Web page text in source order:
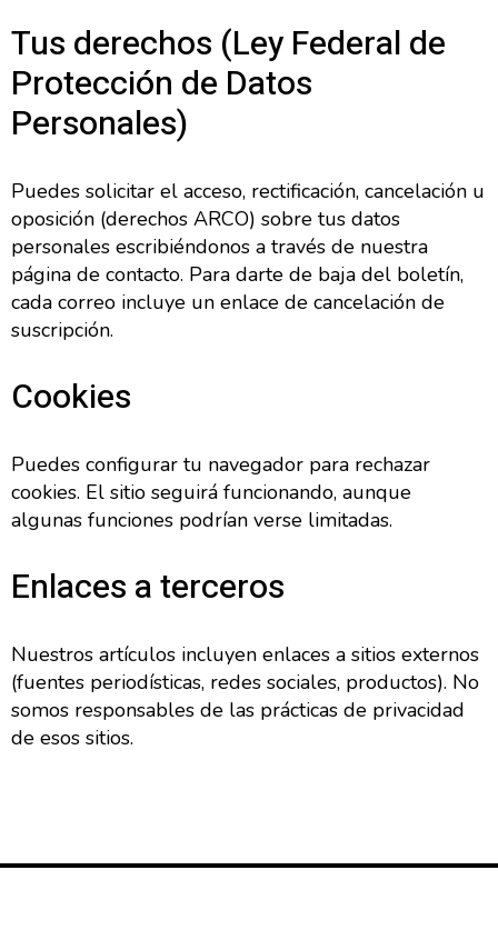
Tus derechos (Ley Federal de
Protección de Datos
Personales)
Puedes solicitar el acceso, rectificación, cancelación u
oposición (derechos ARCO) sobre tus datos
personales escribiéndonos a través de nuestra
página de contacto. Para darte de baja del boletín,
cada correo incluye un enlace de cancelación de
suscripción.
Cookies
Puedes configurar tu navegador para rechazar
cookies. El sitio seguirá funcionando, aunque
algunas funciones podrían verse limitadas.
Enlaces a terceros
Nuestros artículos incluyen enlaces a sitios externos
(fuentes periodísticas, redes sociales, productos). No
somos responsables de las prácticas de privacidad
de esos sitios.